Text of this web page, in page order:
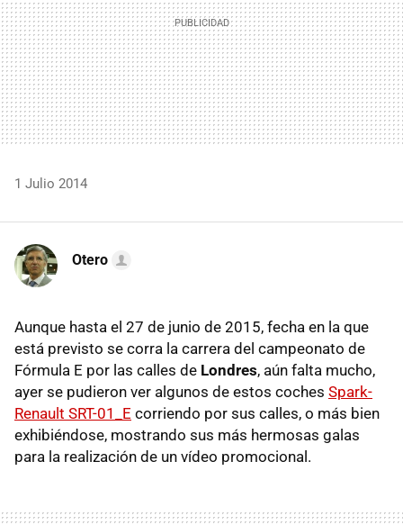
1 Julio 2014
Otero
Aunque hasta el 27 de junio de 2015, fecha en la que
está previsto se corra la carrera del campeonato de
Fórmula E por las calles de Londres, aún falta mucho,
ayer se pudieron ver algunos de estos coches Spark-
Renault SRT-01_E corriendo por sus calles, o más bien
exhibiéndose, mostrando sus más hermosas galas
para la realización de un vídeo promocional.